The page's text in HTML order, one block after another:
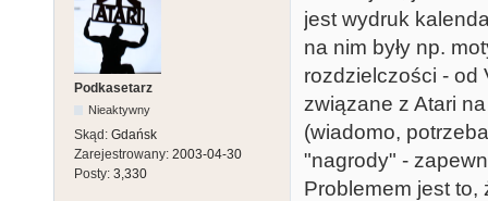
Podkasetarz
Nieaktywny
Skąd: Gdańsk
Zarejestrowany: 2003-04-30
Posty: 3,330
jest wydruk
na nim były np.
rozdzielczości - od
związane z Atari
(wiadomo,
"nagrody" -
Problemem jest to,